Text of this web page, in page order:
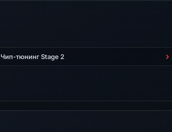
Чип-тюнинг Stage 2